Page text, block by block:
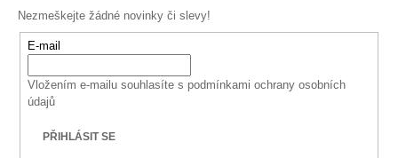
Nezmeškejte žádné novinky či slevy!
E-mail
Vložením e-mailu souhlasíte s podmínkami ochrany osobních
údajů
PŘIHLÁSIT SE